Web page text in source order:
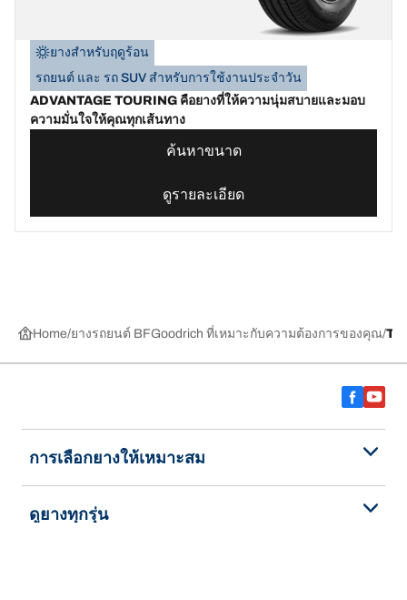
ยางสำหรับฤดูร้อน
รถยนต์ และ รถ SUV สำหรับการใช้งานประจำวัน
ADVANTAGE TOURING คือยางที่ให้ความนุ่มสบายและมอบ
ความมั่นใจให้คุณทุกเส้นทาง
ค้นหาขนาด
ดูรายละเอียด
Home ยางรถยนต์ BFGoodrich ที่เหมาะกับความต้องการของคุณ
การเลือกยางให้เหมาะสม
ดูยางทุกรุ่น